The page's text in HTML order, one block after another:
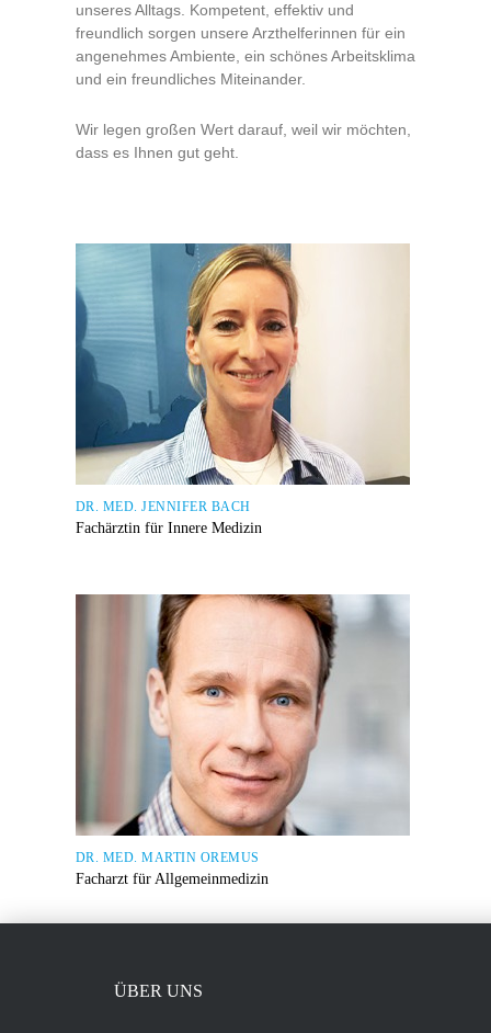
unseres Alltags. Kompetent, effektiv und
freundlich sorgen unsere Arzthelferinnen für ein
angenehmes Ambiente, ein schönes Arbeitsklima
und ein freundliches Miteinander.
Wir legen großen Wert darauf, weil wir möchten,
dass es Ihnen gut geht.
DR. MED. JENNIFER BACH
Fachärztin für Innere Medizin
DR. MED. MARTIN OREMUS
Facharzt für Allgemeinmedizin
ÜBER UNS